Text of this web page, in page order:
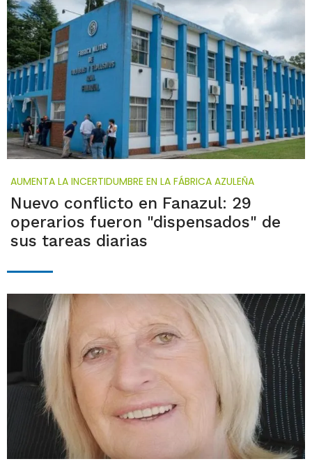
AUMENTA LA INCERTIDUMBRE EN LA FÁBRICA AZULEÑA
Nuevo conflicto en Fanazul: 29
operarios fueron "dispensados" de
sus tareas diarias